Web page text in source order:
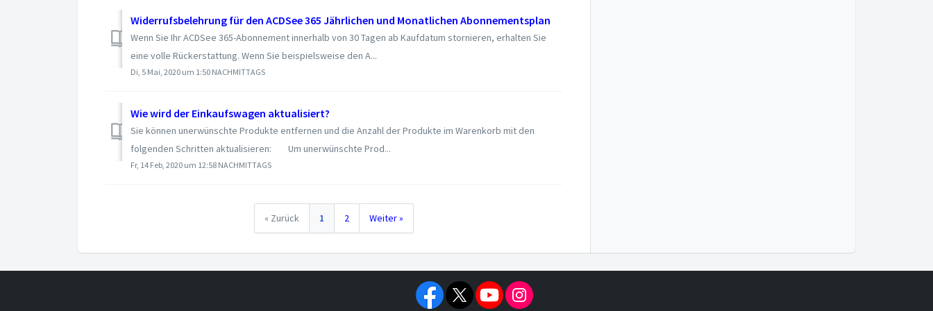
Widerrufsbelehrung für den ACDSee 365 Jährlichen und Monatlichen Abonnementsplan
Wenn Sie Ihr ACDSee 365-Abonnement innerhalb von 30 Tagen ab Kaufdatum stornieren, erhalten Sie
eine volle Rückerstattung. Wenn Sie beispielsweise den A...
Di, 5 Mai, 2020 um 1:50 NACHMITTAGS
Wie wird der Einkaufswagen aktualisiert?
Sie können unerwünschte Produkte entfernen und die Anzahl der Produkte im Warenkorb mit den
folgenden Schritten aktualisieren: Um unerwünschte Prod...
Fr, 14 Feb, 2020 um 12:58 NACHMITTAGS
« Zurück 1 2 Weiter »